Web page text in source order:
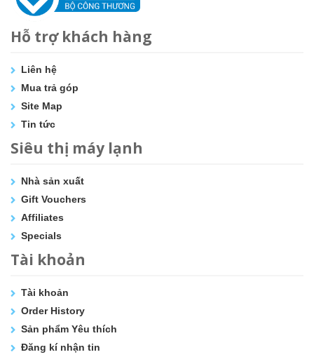
Hỗ trợ khách hàng
Liên hệ
Mua trả góp
Site Map
Tin tức
Siêu thị máy lạnh
Nhà sản xuất
Gift Vouchers
Affiliates
Specials
Tài khoản
Tài khoản
Order History
Sản phẩm Yêu thích
Đăng kí nhận tin